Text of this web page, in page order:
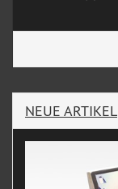
NEUE ARTIKEL